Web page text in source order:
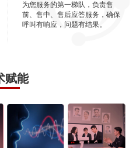
为您服务的第一梯队，负责售
前、售中、售后应答服务，确保
呼叫有响应，问题有结果。
赋能